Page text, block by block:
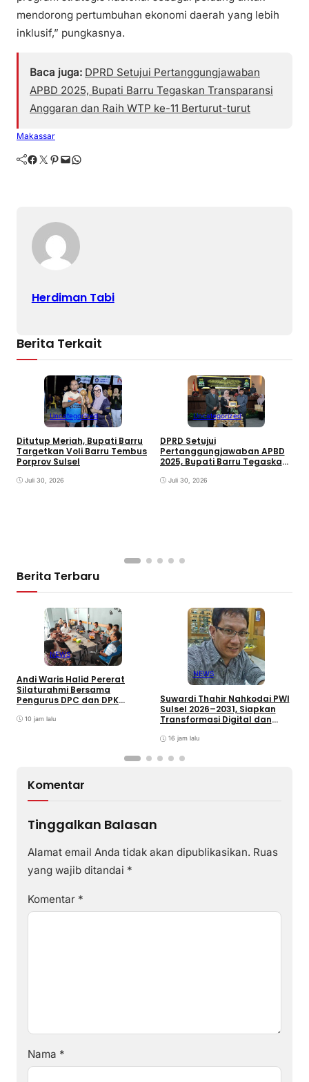
mendorong pertumbuhan ekonomi daerah yang lebih
inklusif,” pungkasnya.
Baca juga: DPRD Setujui Pertanggungjawaban
APBD 2025, Bupati Barru Tegaskan Transparansi
Anggaran dan Raih WTP ke-11 Berturut-turut
Makassar
Facebook Twitter Pinterest Mail WhatsApp
Herdiman Tabi
Berita Terkait
Uncategorized
Ditutup Meriah, Bupati Barru
Targetkan Voli Barru Tembus
Porprov Sulsel
Juli 30, 2026
Uncategorized
DPRD Setujui
Pertanggungjawaban APBD
2025, Bupati Barru Tegaskan
Raih WTP ke-11 Berturut-turut
Juli 30, 2026
Berita Terbaru
NEWS
Andi Waris Halid Pererat
Silaturahmi Bersama
Pengurus DPC dan DPK
10 jam lalu
NEWS
Suwardi Thahir Nahkodai PWI
Sulsel 2026–2031, Siapkan
Transformasi Digital dan
16 jam lalu
Komentar
Tinggalkan Balasan
Alamat email Anda tidak akan dipublikasikan. Ruas
yang wajib ditandai *
Komentar *
Nama *